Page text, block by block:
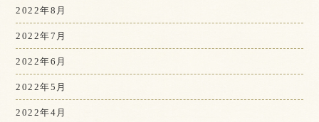
2022年8月
2022年7月
2022年6月
2022年5月
2022年4月